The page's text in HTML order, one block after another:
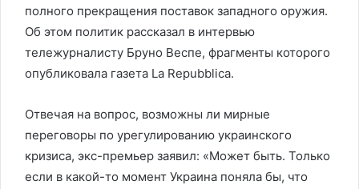
полного прекращения поставок западного оружия.
Об этом политик рассказал в интервью
тележурналисту Бруно Веспе, фрагменты которого
опубликовала газета La Repubblica.
Отвечая на вопрос, возможны ли мирные
переговоры по урегулированию украинского
кризиса, экс-премьер заявил: «Может быть. Только
если в какой-то момент Украина поняла бы, что